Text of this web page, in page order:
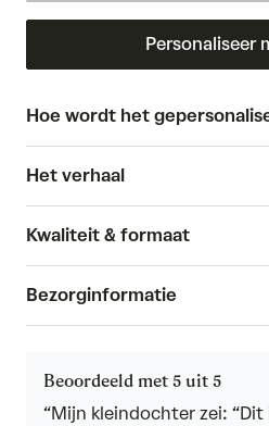
Personaliseer
Hoe wordt het
Het verhaal
Kwaliteit & formaat
Bezorginformatie
Beoordeeld met 5 uit 5
“Mijn kleindochter zei: